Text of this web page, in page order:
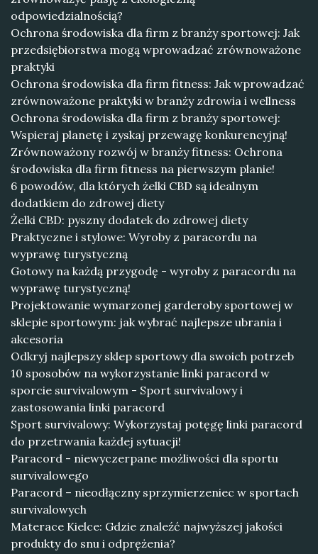
odpowiedzialnością?
Ochrona środowiska dla firm z branży sportowej: Jak
przedsiębiorstwa mogą wprowadzać zrównoważone
praktyki
Ochrona środowiska dla firm fitness: Jak wprowadzać
zrównoważone praktyki w branży zdrowia i wellness
Ochrona środowiska dla firm z branży sportowej:
Wspieraj planetę i zyskaj przewagę konkurencyjną!
Zrównoważony rozwój w branży fitness: Ochrona
środowiska dla firm fitness na pierwszym planie!
6 powodów, dla których żelki CBD są idealnym
dodatkiem do zdrowej diety
Żelki CBD: pyszny dodatek do zdrowej diety
Praktyczne i stylowe: Wyroby z paracordu na
wyprawę turystyczną
Gotowy na każdą przygodę - wyroby z paracordu na
wyprawę turystyczną!
Projektowanie wymarzonej garderoby sportowej w
sklepie sportowym: jak wybrać najlepsze ubrania i
akcesoria
Odkryj najlepszy sklep sportowy dla swoich potrzeb
10 sposobów na wykorzystanie linki paracord w
sporcie survivalowym - Sport survivalowy i
zastosowania linki paracord
Sport survivalowy: Wykorzystaj potęgę linki paracord
do przetrwania każdej sytuacji!
Paracord - niewyczerpane możliwości dla sportu
survivalowego
Paracord – nieodłączny sprzymierzeniec w sportach
survivalowych
Materace Kielce: Gdzie znaleźć najwyższej jakości
produkty do snu i odprężenia?